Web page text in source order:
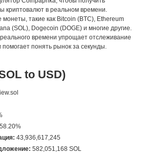
криптовалют в реальном времени.
такие как Bitcoin (BTC), Ethereum
(SOL), Dogecoin (DOGE) и многие другие.
времени упрощает отслеживание
понять рынок за секунды.
to USD)
43,936,617,245
582,051,168 SOL